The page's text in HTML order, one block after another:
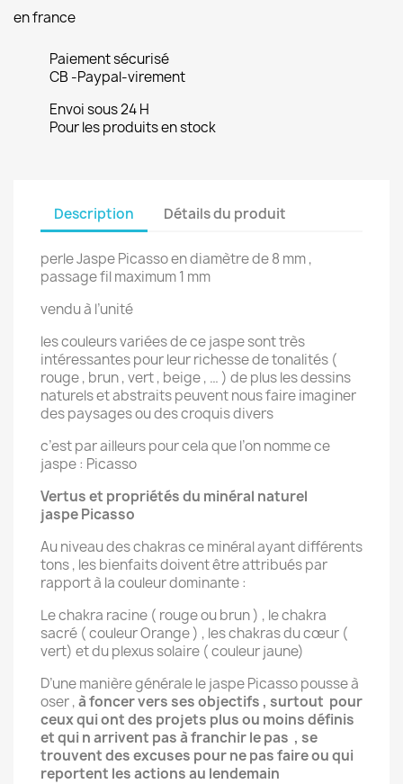
en france
Paiement sécurisé
CB -Paypal-virement
Envoi sous 24 H
Pour les produits en stock
Description Détails du produit
perle Jaspe Picasso en diamètre de 8 mm ,
passage fil maximum 1 mm
vendu à l’unité
les couleurs variées de ce jaspe sont très
intéressantes pour leur richesse de tonalités (
rouge , brun , vert , beige , … ) de plus les dessins
naturels et abstraits peuvent nous faire imaginer
des paysages ou des croquis divers
c’est par ailleurs pour cela que l’on nomme ce
jaspe : Picasso
Vertus et propriétés du minéral naturel
jaspePicasso
Au niveau des chakras ce minéral ayant différents
tons , les bienfaits doivent être attribués par
rapport à la couleur dominante :
Le chakra racine ( rouge ou brun ) , le chakra
sacré ( couleur Orange ) , les chakras du cœur (
vert) et du plexus solaire ( couleur jaune)
D’une manière générale le jaspe Picasso pousse à
oser ,à foncer vers ses objectifs , surtout pour
ceux qui ont des projets plus ou moins définis
et qui n arrivent pas à franchir le pas , se
trouvent des excuses pour ne pas faire ou qui
reportent les actions au lendemain